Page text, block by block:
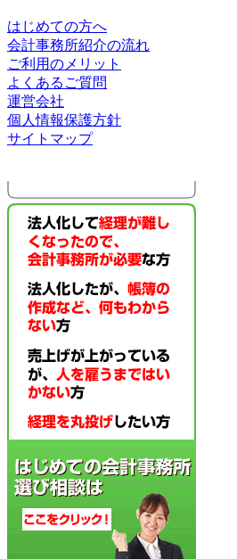
はじめての方へ
会計事務所紹介の流れ
ご利用のメリット
よくあるご質問
運営会社
個人情報保護方針
サイトマップ